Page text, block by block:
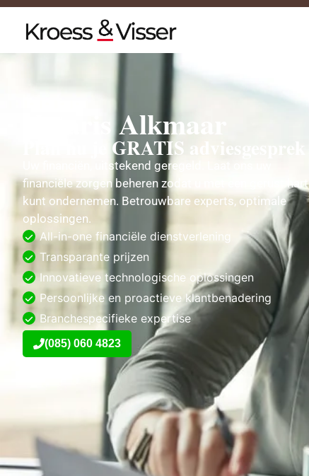
Notaris Alkmaar
Plan nu je GRATIS adviesgesprek
Uw financiën, uitstekend geregeld. Laat ons uw
financiële zorgen beheren zodat u met een gerust hart
kunt ondernemen. Betrouwbare experts, optimale
oplossingen.
All-in-one financiële dienstverlening
Transparante prijzen
Innovatieve technologische oplossingen
Persoonlijke en proactieve klantbenadering
Branchespecifieke expertise
(085) 060 4823